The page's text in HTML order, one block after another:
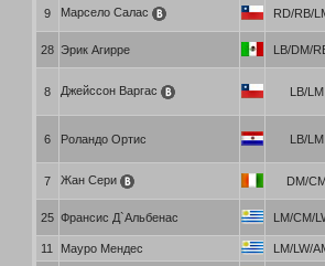
9 Марсело Салас RD/RB/
28 Эрик Агирре LB/DM/
8 Джейссон Варгас LB/LM
6 Роландо Ортис LB/LM
7 Жан Сери DM/
25 Франсис Д`Альбенас LM/CM/
11 Мауро Мендес
LM/LW/